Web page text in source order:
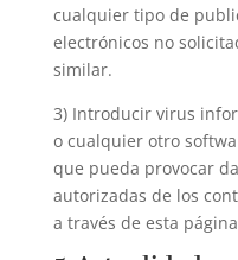
cualquier tipo de
electrónicos no
similar.
3) Introducir virus
o cualquier otro
que pueda provocar
autorizadas de los
a través de esta